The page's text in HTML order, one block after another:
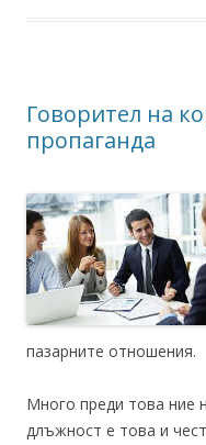
Говорител на
пропаганда
пазарните отношения.
Много преди това ние
длъжност е това и